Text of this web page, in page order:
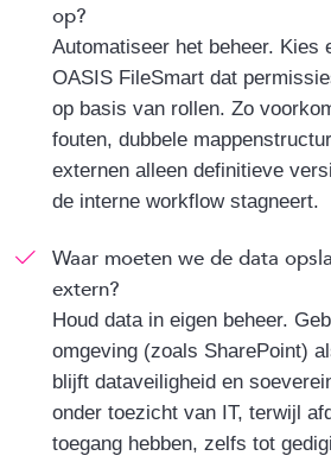
op?
Automatiseer het beheer. Kies
OASIS FileSmart dat
op basis van rollen. Zo
fouten, dubbele
externen alleen definitieve
de interne workflow stagneert.
Waar moeten we de data
extern?
Houd data in eigen beheer.
omgeving (zoals SharePoint)
blijft dataveiligheid en
onder toezicht van IT, terwijl
toegang hebben, zelfs tot